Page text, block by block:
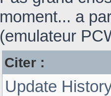
moment... a
(emulateur
Citer :
Update